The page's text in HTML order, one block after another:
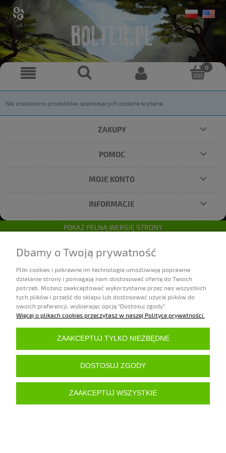
Nie znaleziono produktów spełniających podane kryteria.
ZAKUPY
POMOC
MOJE KONTO
INFORMACJE
POKAŻ PEŁNĄ WERSJĘ STRONY
Dbamy o Twoją prywatność
Pliki cookies i pokrewne im technologie umożliwiają poprawne
działanie strony i pomagają nam dostosować ofertę do Twoich
potrzeb. Możesz zaakceptować wykorzystanie przez nas wszystkich
tych plików i przejść do sklepu lub dostosować użycie plików do
swoich preferencji, wybierając opcję "Dostosuj zgody".
Więcej o plikach cookies przeczytasz w naszej Polityce prywatności.
ZAAKCEPTUJ TYLKO NIEZBĘDNE
DOSTOSUJ ZGODY
ZAAKCEPTUJ WSZYSTKIE